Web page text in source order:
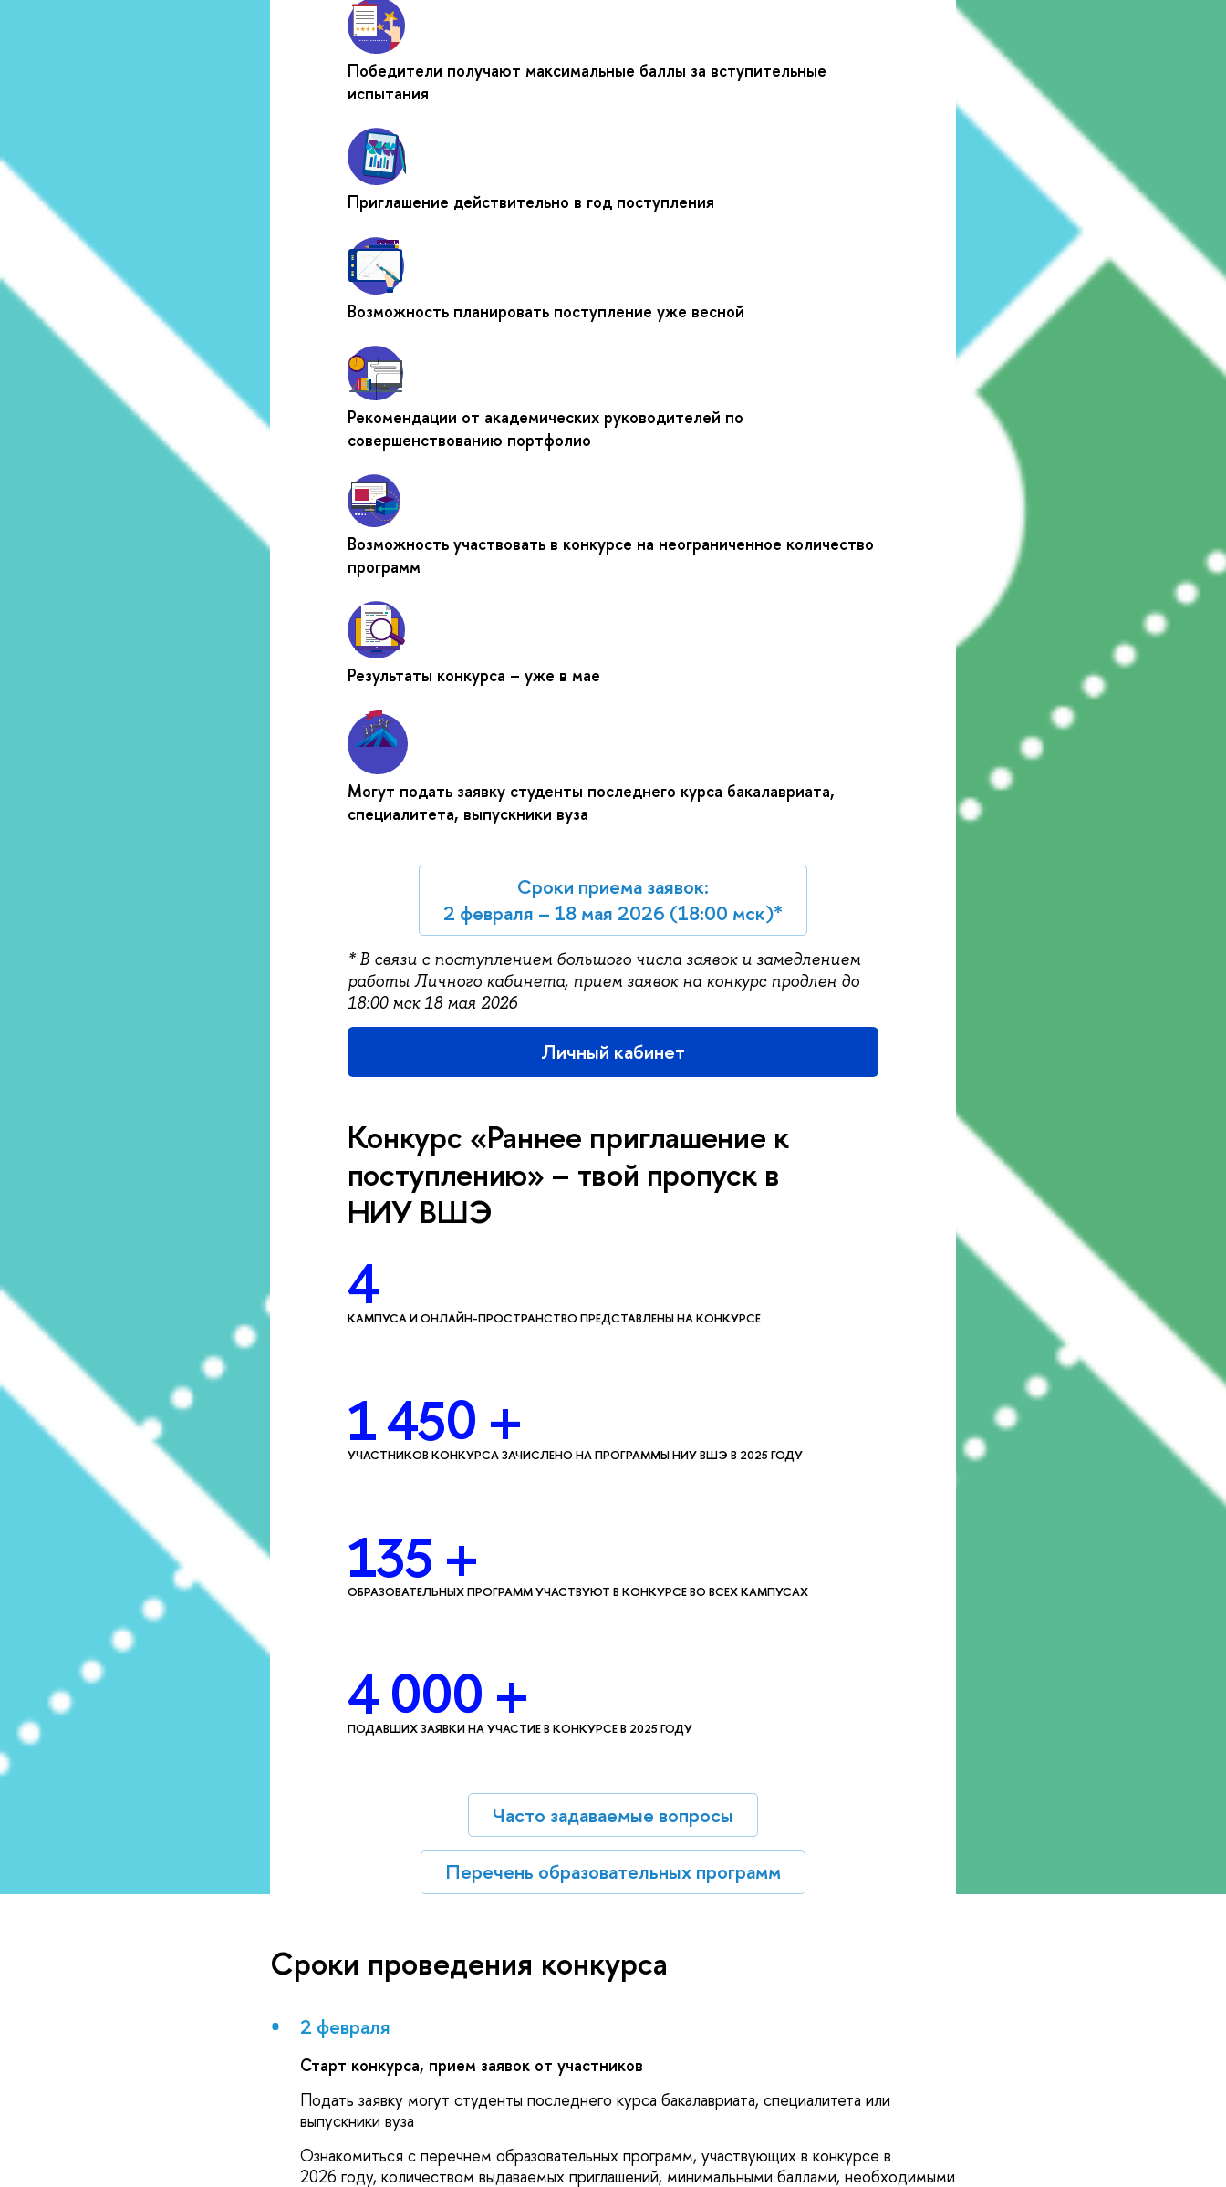
Победители получают максимальные баллы за вступительные
испытания
Приглашение действительно в год поступления
Возможность планировать поступление уже весной
Рекомендации от академических руководителей по
совершенствованию портфолио
Возможность участвовать в конкурсе на неограниченное количество
программ
Результаты конкурса – уже в мае
Могут подать заявку студенты последнего курса бакалавриата,
специалитета, выпускники вуза
Сроки приема заявок:
2 февраля – 18 мая 2026 (18:00 мск)*
* В связи с поступлением большого числа заявок и замедлением
работы Личного кабинета, прием заявок на конкурс продлен до
18:00 мск 18 мая 2026
Личный кабинет
Конкурс «Раннее приглашение к
поступлению» – твой пропуск в
НИУ ВШЭ
4
КАМПУСА И ОНЛАЙН-ПРОСТРАНСТВО ПРЕДСТАВЛЕНЫ НА КОНКУРСЕ
1 450 +
УЧАСТНИКОВ КОНКУРСА ЗАЧИСЛЕНО НА ПРОГРАММЫ НИУ ВШЭ В 2025 ГОДУ
135 +
ОБРАЗОВАТЕЛЬНЫХ ПРОГРАММ УЧАСТВУЮТ В КОНКУРСЕ ВО ВСЕХ КАМПУСАХ
4 000 +
ПОДАВШИХ ЗАЯВКИ НА УЧАСТИЕ В КОНКУРСЕ В 2025 ГОДУ
Часто задаваемые вопросы
Перечень образовательных программ
Сроки проведения конкурса
2 февраля
Старт конкурса, прием заявок от участников
Подать заявку могут студенты последнего курса бакалавриата, специалитета или
выпускники вуза
Ознакомиться с перечнем образовательных программ, участвующих в конкурсе в
2026 году, количеством выдаваемых приглашений, минимальными баллами, необходимыми